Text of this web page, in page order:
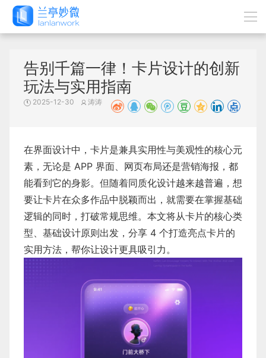
告别千篇一律！卡片设计的创新
玩法与实用指南
2025-12-30 涛涛
在界面设计中，卡片是兼具实用性与美观性的核心元
素，无论是 APP 界面、网页布局还是营销海报，都
能看到它的身影。但随着同质化设计越来越普遍，想
要让卡片在众多作品中脱颖而出，就需要在掌握基础
逻辑的同时，打破常规思维。本文将从卡片的核心类
型、基础设计原则出发，分享 4 个打造亮点卡片的
实用方法，帮你让设计更具吸引力。